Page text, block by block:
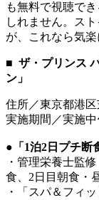
も無料で視聴で
しれません。ス
が、これなら気
■ ザ・プリンス
ン」
住所／東京都港区
実施期間／実施
● 「1泊2日プチ断
・管理栄養士監
食、2日目朝食・
・「スパ＆フィ